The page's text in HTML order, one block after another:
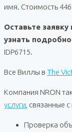
имя. Стоимость
Оставьте
узнать
IDP6715.
Все Виллы в The
Компания NRON
услуги , связанные
Проверка